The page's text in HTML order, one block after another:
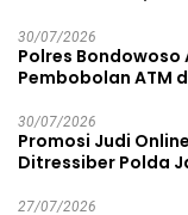
30/07/2026
Polres
Pembobolan ATM
30/07/2026
Promosi Judi
Ditressiber Polda
27/07/2026